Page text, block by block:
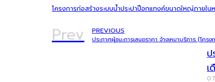
โครงการก่อสร้างระบบน้ำประปาป๊อกแทงค์ขนาดใหญ่ภายใ
Prev PREVIOUS
ป
เ